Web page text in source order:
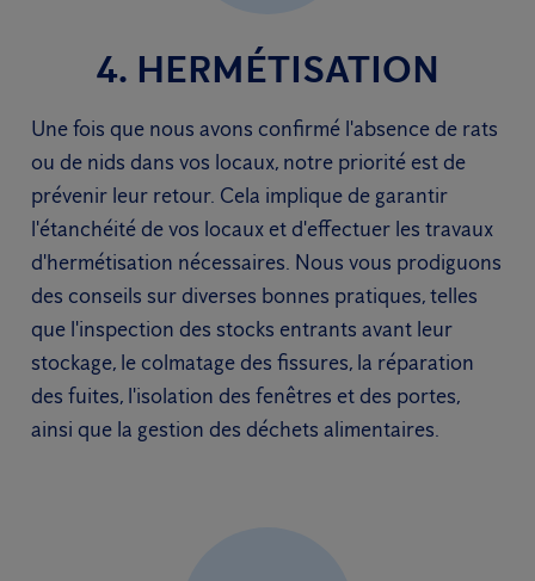
4. HERMÉTISATION
Une fois que nous avons confirmé l'absence de rats
ou de nids dans vos locaux, notre priorité est de
prévenir leur retour. Cela implique de garantir
l'étanchéité de vos locaux et d'effectuer les travaux
d'hermétisation nécessaires. Nous vous prodiguons
des conseils sur diverses bonnes pratiques, telles
que l'inspection des stocks entrants avant leur
stockage, le colmatage des fissures, la réparation
des fuites, l'isolation des fenêtres et des portes,
ainsi que la gestion des déchets alimentaires.